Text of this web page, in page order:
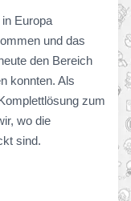
Europa
und das
den Bereich
konnten. Als
zum
wo die
sind.